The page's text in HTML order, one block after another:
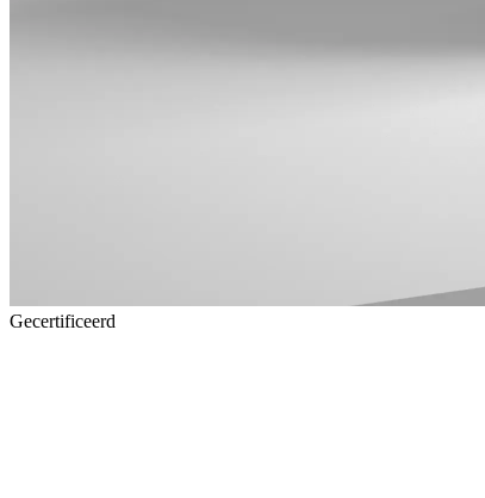
Gecertificeerd